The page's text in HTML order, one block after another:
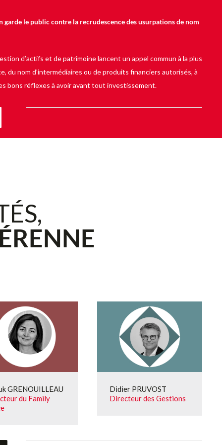
garde le public contre la recrudescence des usurpations de nom
d’actifs et de patrimoine lancent un appel commun à la plus
du nom d’intermédiaires ou de produits financiers autorisés, à
bons réflexes à avoir avant tout investissement.
GRENOUILLEAU
du Family
Didier PRUVOST
Directeur des Gestions